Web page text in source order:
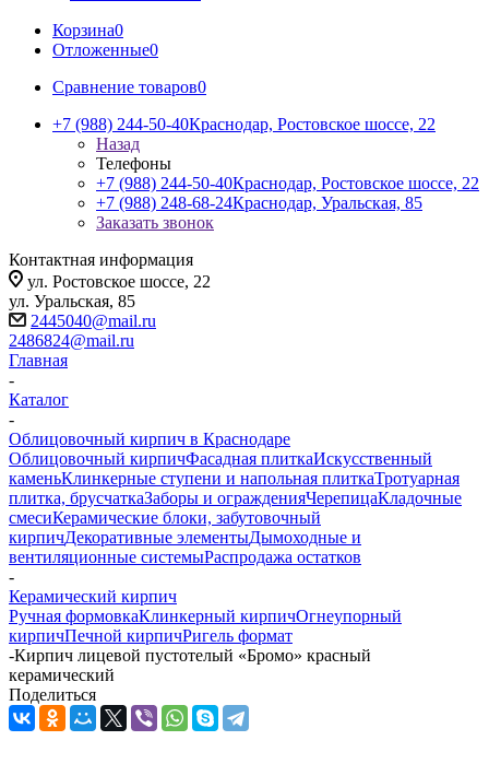
Корзина0
Отложенные0
Сравнение товаров0
+7 (988) 244-50-40Краснодар, Ростовское шоссе, 22
Назад
Телефоны
+7 (988) 244-50-40Краснодар, Ростовское шоссе, 22
+7 (988) 248-68-24Краснодар, Уральская, 85
Заказать звонок
Контактная информация
ул. Ростовское шоссе, 22
ул. Уральская, 85
2445040@mail.ru
2486824@mail.ru
Главная
-
Каталог
-
Облицовочный кирпич в Краснодаре
Облицовочный кирпичФасадная плиткаИскусственный
каменьКлинкерные ступени и напольная плиткаТротуарная
плитка, брусчаткаЗаборы и огражденияЧерепицаКладочные
смесиКерамические блоки, забутовочный
кирпичДекоративные элементыДымоходные и
вентиляционные системыРаспродажа остатков
-
Керамический кирпич
Ручная формовкаКлинкерный кирпичОгнеупорный
кирпичПечной кирпичРигель формат
-Кирпич лицевой пустотелый «Бромо» красный
керамический
Поделиться